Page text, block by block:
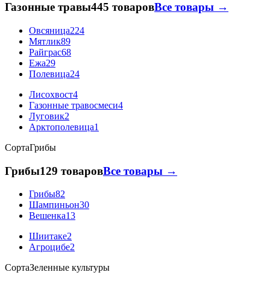
Газонные травы445 товаровВсе товары →
Овсяница224
Мятлик89
Райграс68
Ежа29
Полевица24
Лисохвост4
Газонные травосмеси4
Луговик2
Арктополевица1
СортаГрибы
Грибы129 товаровВсе товары →
Грибы82
Шампиньон30
Вешенка13
Шиитаке2
Агроцибе2
СортаЗеленные культуры